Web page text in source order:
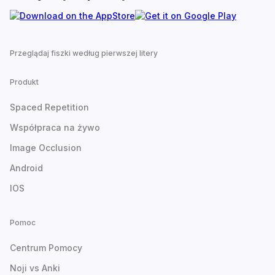
Przeglądaj fiszki według pierwszej litery
Produkt
Spaced Repetition
Współpraca na żywo
Image Occlusion
Android
IOS
Pomoc
Centrum Pomocy
Noji vs Anki